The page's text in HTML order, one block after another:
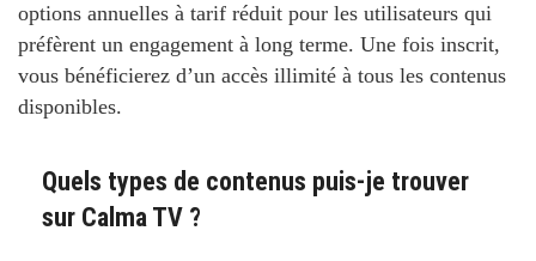
options annuelles à tarif réduit pour les utilisateurs qui
préfèrent un engagement à long terme. Une fois inscrit,
vous bénéficierez d’un accès illimité à tous les contenus
disponibles.
Quels types de contenus puis-je trouver
sur Calma TV ?